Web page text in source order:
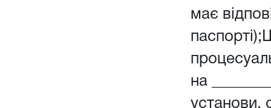
має
на
установи,